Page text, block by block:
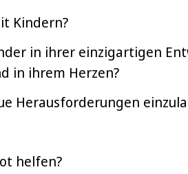
Kindern?
in ihrer einzigartigen
in ihrem Herzen?
Herausforderungen
helfen?